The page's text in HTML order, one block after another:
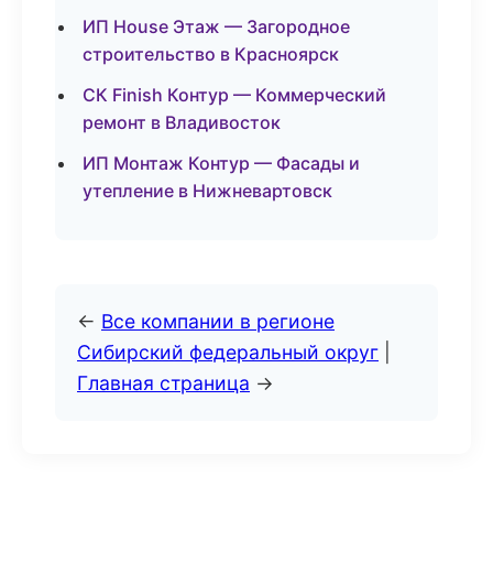
ИП House Этаж — Загородное
строительство в Красноярск
СК Finish Контур — Коммерческий
ремонт в Владивосток
ИП Монтаж Контур — Фасады и
утепление в Нижневартовск
← Все компании в регионе
Сибирский федеральный округ
Главная страница →